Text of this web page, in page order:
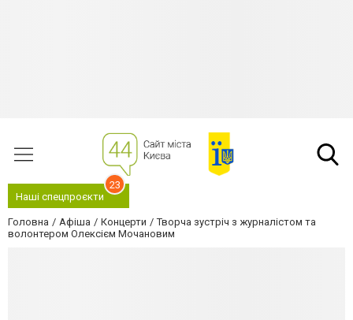
Наші спецпроєкти
23
Головна Афіша Концерти
Творча зустріч з журналістом та
волонтером Олексієм Мочановим